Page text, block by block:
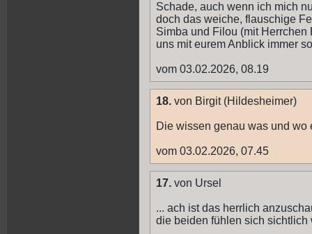
Schade, auch wenn ich mich
doch das weiche, flauschige
Simba und Filou (mit
uns mit eurem Anblick immer
vom 03.02.2026, 08.19
18. von Birgit (Hildesheimer)
Die wissen genau was und wo
vom 03.02.2026, 07.45
17. von Ursel
... ach ist das herrlich
die beiden fühlen sich sichtlich